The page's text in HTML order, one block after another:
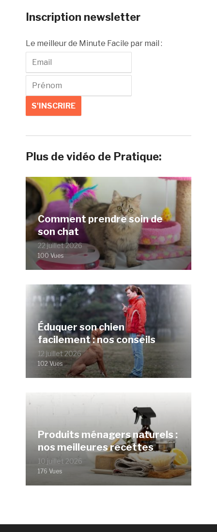
Inscription newsletter
Le meilleur de Minute Facile par mail :
Plus de vidéo de Pratique:
Comment prendre soin de
son chat
22 juillet 2026
100 Vues
Éduquer son chien
facilement : nos conseils
12 juillet 2026
102 Vues
Produits ménagers naturels :
nos meilleures recettes
10 juillet 2026
176 Vues